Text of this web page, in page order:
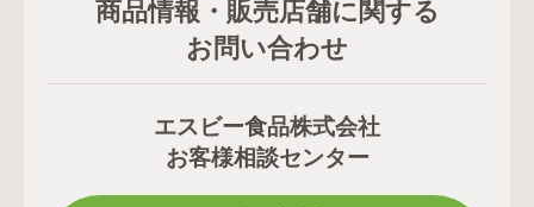
商品情報・販売店舗に関する
お問い合わせ
エスビー食品株式会社
お客様相談センター